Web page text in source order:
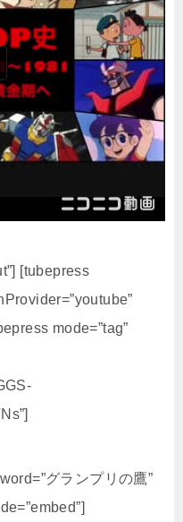
[tubepress
mode=”tag”
グランプリの鷹”